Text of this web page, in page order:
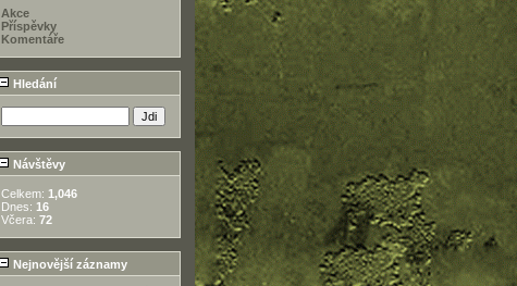
Akce
Příspěvky
Komentáře
Hledání
Návštěvy
Celkem: 1,046
Dnes: 16
Včera: 72
Nejnovější záznamy